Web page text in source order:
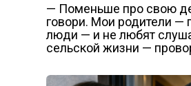
— Поменьше про свою
говори. Мои родители —
люди — и не любят
сельской жизни —